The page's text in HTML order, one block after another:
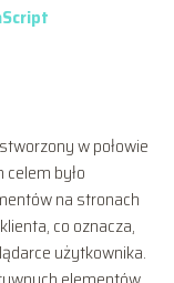
w połowie
było
na stronach
co oznacza,
użytkownika.